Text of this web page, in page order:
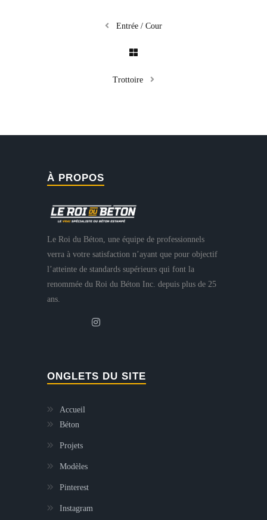
Entrée / Cour
Trottoire
À PROPOS
Le Roi du Béton, une équipe de professionnels
verra à votre satisfaction n’ayant que pour objectif
l’atteinte de standards supérieurs qui font la
renommée du Roi du Béton Inc. depuis plus de 25
ans.
ONGLETS DU SITE
Accueil
Béton
Projets
Modèles
Pinterest
Instagram